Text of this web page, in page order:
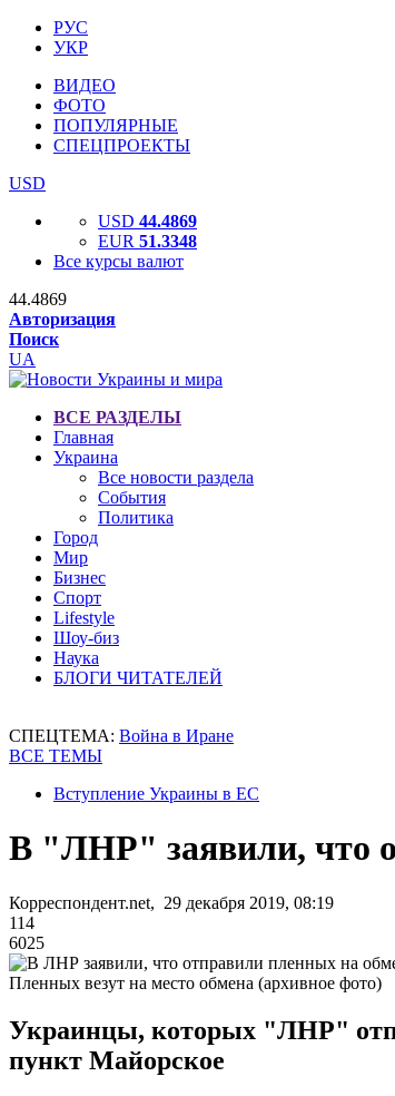
РУС
УКР
ВИДЕО
ФОТО
ПОПУЛЯРНЫЕ
СПЕЦПРОЕКТЫ
USD
USD 44.4869
EUR 51.3348
Все курсы валют
44.4869
Авторизация
Поиск
UA
ВСЕ РАЗДЕЛЫ
Главная
Украина
Все новости раздела
События
Политика
Город
Мир
Бизнес
Спорт
Lifestyle
Шоу-биз
Наука
БЛОГИ ЧИТАТЕЛЕЙ
СПЕЦТЕМА: Война в Иране
ВСЕ ТЕМЫ
Вступление Украины в ЕС
В "ЛНР" заявили, что
Корреспондент.net, 29 декабря 2019, 08:19
114
6025
Пленных везут на место обмена (архивное фото)
Украинцы, которых "ЛНР"
пункт Майорское